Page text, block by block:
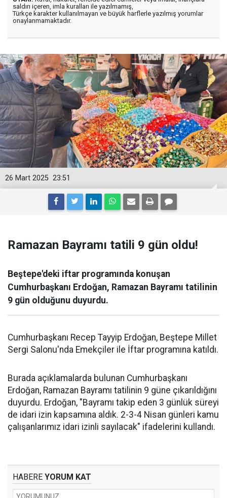
saldırı içeren, imla kuralları ile yazılmamış,
Türkçe karakter kullanılmayan ve büyük harflerle yazılmış yorumlar
onaylanmamaktadır.
23:51
26 Mart 2025
Ramazan Bayramı tatili 9 gün oldu!
Beştepe'deki iftar programında konuşan
Cumhurbaşkanı Erdoğan, Ramazan Bayramı tatilinin
9 gün olduğunu duyurdu.
Cumhurbaşkanı Recep Tayyip Erdoğan, Beştepe Millet
Sergi Salonu'nda Emekçiler ile İftar programına katıldı.
Burada açıklamalarda bulunan Cumhurbaşkanı
Erdoğan, Ramazan Bayramı tatilinin 9 güne çıkarıldığını
duyurdu. Erdoğan, "Bayramı takip eden 3 günlük süreyi
de idari izin kapsamına aldık. 2-3-4 Nisan günleri kamu
çalışanlarımız idari izinli sayılacak" ifadelerini kullandı.
HABERE YORUM KAT